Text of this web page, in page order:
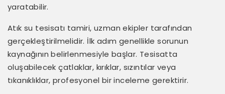
yaratabilir.
Atık su tesisatı tamiri, uzman ekipler tarafından
gerçekleştirilmelidir. İlk adım genellikle sorunun
kaynağının belirlenmesiyle başlar. Tesisatta
oluşabilecek çatlaklar, kırıklar, sızıntılar veya
tıkanıklıklar, profesyonel bir inceleme gerektirir.